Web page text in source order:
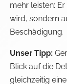
mehr leisten:
wird, sondern
Beschädigung.
Unser Tipp:
Blick auf die
gleichzeitig